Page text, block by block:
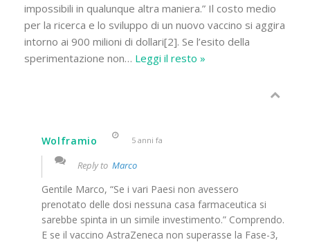
impossibili in qualunque altra maniera.” Il costo medio
per la ricerca e lo sviluppo di un nuovo vaccino si aggira
intorno ai 900 milioni di dollari[2]. Se l’esito della
sperimentazione non… Leggi il resto »
Wolframio 5 anni fa
Reply to Marco
Gentile Marco, “Se i vari Paesi non avessero
prenotato delle dosi nessuna casa farmaceutica si
sarebbe spinta in un simile investimento.” Comprendo.
E se il vaccino AstraZeneca non superasse la Fase-3,